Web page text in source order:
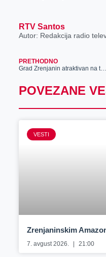
RTV Santos
Autor: Redakcija radio
PRETHODNO
Grad Zrenjanin atraktivan na turističkoj mapi Srbije
POVEZANE
VESTI
Zrenjaninskim
7. avgust 2026. 21:00